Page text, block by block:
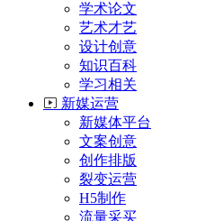
学术论文
艺术才艺
设计创意
知识百科
学习相关
新媒运营
新媒体平台
文案创意
创作排版
裂变运营
H5制作
流量采买